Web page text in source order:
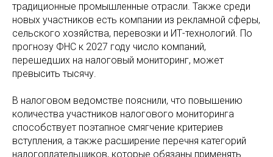
традиционные промышленные отрасли. Также среди
новых участников есть компании из рекламной сферы,
сельского хозяйства, перевозки и ИТ-технологий. По
прогнозу ФНС к 2027 году число компаний,
перешедших на налоговый мониторинг, может
превысить тысячу.
В налоговом ведомстве пояснили, что повышению
количества участников налогового мониторинга
способствует поэтапное смягчение критериев
вступления, а также расширение перечня категорий
налогоплательщиков, которые обязаны применять